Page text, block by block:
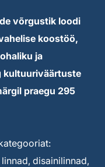
võrgustik loodi
koostöö,
ja
kultuuriväärtuste
praegu 295
disainilinnad,